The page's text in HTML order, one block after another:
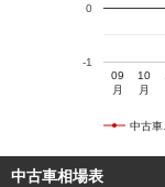
中古車
09
月
10
月
-1
0
中古車相場表